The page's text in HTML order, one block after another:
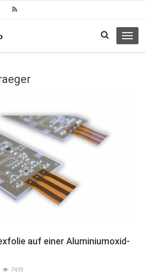
auf einer Aluminiumoxid-
7439